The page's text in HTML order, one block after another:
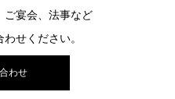
ご宴会、法事など
せください。
わせ